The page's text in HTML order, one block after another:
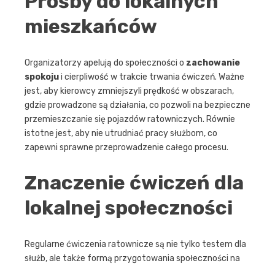
mieszkańców
Organizatorzy apelują do społeczności o zachowanie
spokojui cierpliwość w trakcie trwania ćwiczeń. Ważne
jest, aby kierowcy zmniejszyli prędkość w obszarach,
gdzie prowadzone są działania, co pozwoli na bezpieczne
przemieszczanie się pojazdów ratowniczych. Równie
istotne jest, aby nie utrudniać pracy służbom, co
zapewni sprawne przeprowadzenie całego procesu.
Znaczenie ćwiczeń dla
lokalnej społeczności
Regularne ćwiczenia ratownicze są nie tylko testem dla
służb, ale także formą przygotowania społeczności na